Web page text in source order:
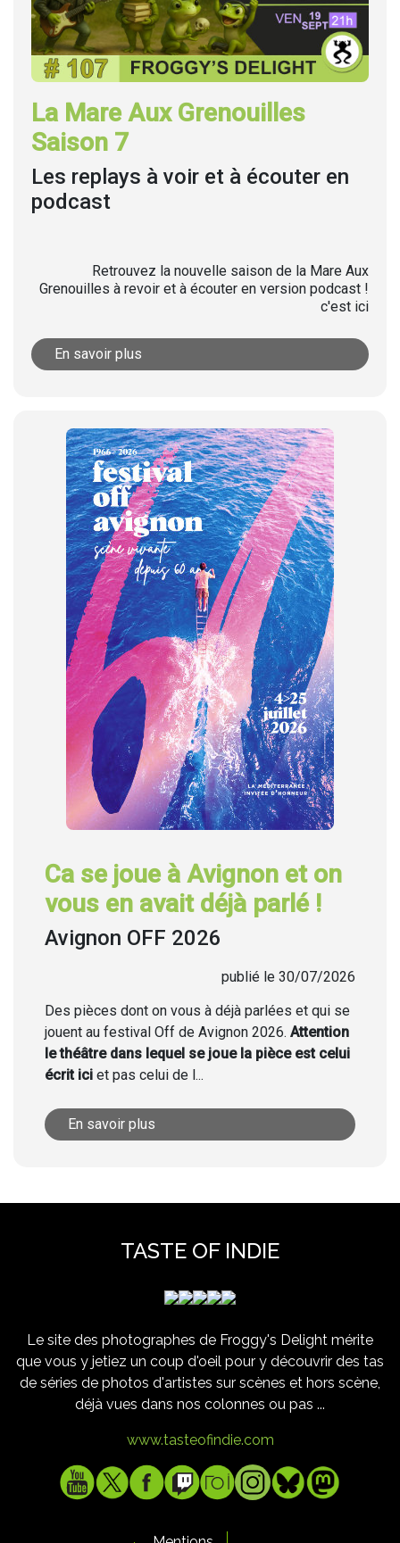
La Mare Aux Grenouilles
Saison 7
Les replays à voir et à écouter en
podcast
Retrouvez la nouvelle saison de la Mare Aux
Grenouilles à revoir et à écouter en version podcast !
c'est ici
En savoir plus
Ca se joue à Avignon et on
vous en avait déjà parlé !
Avignon OFF 2026
publié le 30/07/2026
Des pièces dont on vous à déjà parlées et qui se
jouent au festival Off de Avignon 2026. Attention
le théâtre dans lequel se joue la pièce est celui
écrit ici et pas celui de l...
En savoir plus
TASTE OF INDIE
Le site des photographes de Froggy's Delight mérite
que vous y jetiez un coup d'oeil pour y découvrir des tas
de séries de photos d'artistes sur scènes et hors scène,
déjà vues dans nos colonnes ou pas ...
www.tasteofindie.com